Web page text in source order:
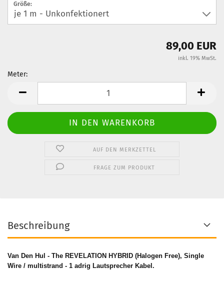
Größe:
89,00 EUR
inkl. 19% MwSt.
Meter:
AUF DEN MERKZETTEL
FRAGE ZUM PRODUKT
Beschreibung
Van Den Hul - The REVELATION HYBRID (Halogen Free), Single
Wire / multistrand - 1 adrig Lautsprecher Kabel.